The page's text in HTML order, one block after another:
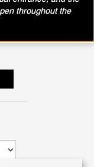
throughout the